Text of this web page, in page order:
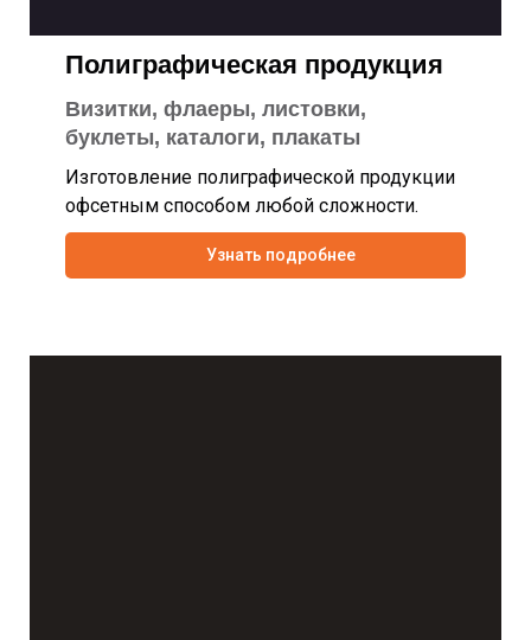
Полиграфическая продукция
Визитки, флаеры, листовки,
буклеты, каталоги, плакаты
Изготовление полиграфической продукции
офсетным способом любой сложности.
Узнать подробнее